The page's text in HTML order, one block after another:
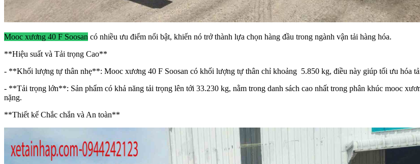
Mooc xương 40 F Soosan có nhiều ưu điểm nổi bật, khiến nó trở thành lựa chọn hàng đầu trong ngành vận tải hàng hóa.
**Hiệu suất và Tải trọng Cao**
- **Khối lượng tự thân nhẹ**: Mooc xương 40 F Soosan có khối lượng tự thân chỉ khoảng 5.850 kg, điều này giúp tối ưu hóa
- **Tải trọng lớn**: Sản phẩm có khả năng tải trọng lên tới 33.230 kg, nằm trong danh sách cao nhất trong phân khúc mooc
nặng.
**Thiết kế Chắc chắn và An toàn**